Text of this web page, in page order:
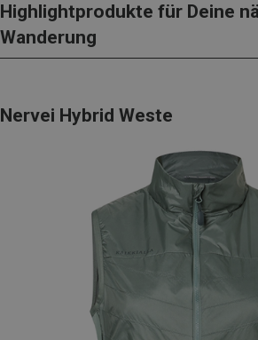
Highlightprodukte für Deine
Wanderung
Nervei Hybrid Weste